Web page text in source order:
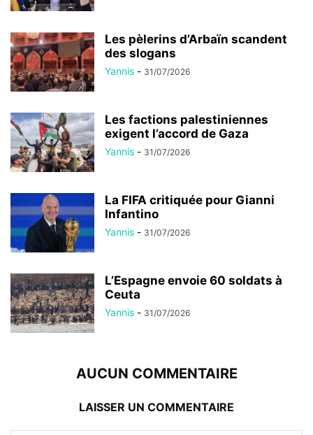
Les pèlerins d’Arbaïn scandent
des slogans
Yannis - 31/07/2026
Les factions palestiniennes
exigent l’accord de Gaza
Yannis - 31/07/2026
La FIFA critiquée pour Gianni
Infantino
Yannis - 31/07/2026
L’Espagne envoie 60 soldats à
Ceuta
Yannis - 31/07/2026
AUCUN COMMENTAIRE
LAISSER UN COMMENTAIRE